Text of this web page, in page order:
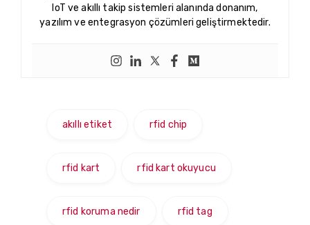
IoT ve akıllı takip sistemleri alanında donanım,
yazılım ve entegrasyon çözümleri geliştirmektedir.
akıllı etiket rfid chip
rfid kart rfid kart okuyucu
rfid koruma nedir rfid tag